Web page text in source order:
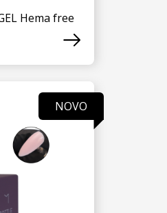
Hema free
NOVO